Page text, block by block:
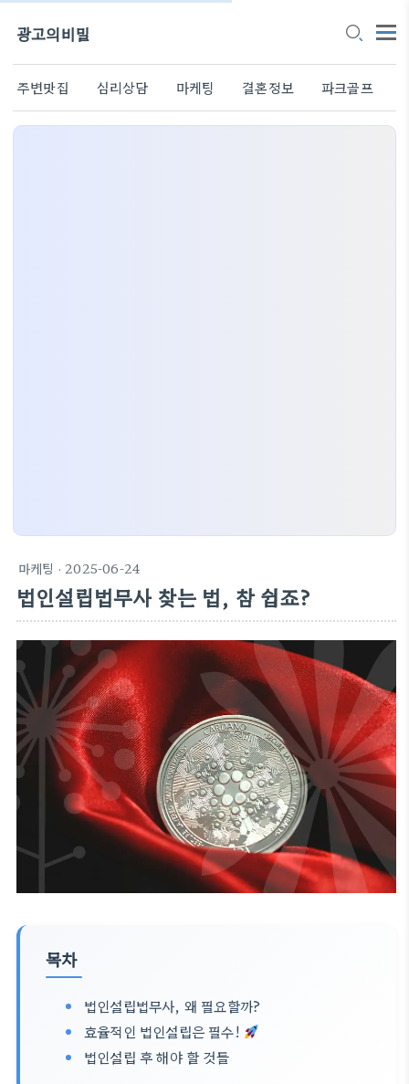
광고의비밀
주변맛집 심리상담 마케팅 결혼정보 파크골프
마케팅 · 2025-06-24
법인설립법무사 찾는 법, 참 쉽죠?
목차
법인설립법무사, 왜 필요할까?
효율적인 법인설립은 필수!
법인설립 후 해야 할 것들